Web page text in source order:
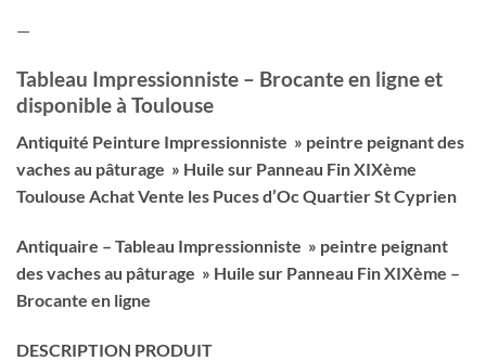
—
Tableau Impressionniste – Brocante en ligne et
disponible à Toulouse
Antiquité Peinture Impressionniste » peintre peignant des
vaches au pâturage » Huile sur Panneau Fin XIXème
Toulouse Achat Vente les Puces d’Oc Quartier St Cyprien
Antiquaire – Tableau Impressionniste » peintre peignant
des vaches au pâturage » Huile sur Panneau Fin XIXème –
Brocante en ligne
DESCRIPTION PRODUIT